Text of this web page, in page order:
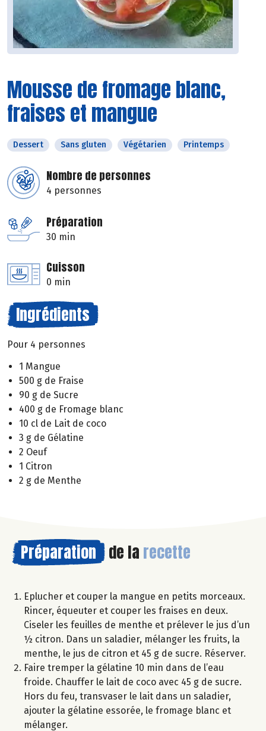
Mousse de fromage blanc,
fraises et mangue
Dessert Sans gluten Végétarien Printemps
Nombre de personnes
4 personnes
Préparation
30 min
Cuisson
0 min
Ingrédients
Pour 4 personnes
1 Mangue
500 g de Fraise
90 g de Sucre
400 g de Fromage blanc
10 cl de Lait de coco
3 g de Gélatine
2 Oeuf
1 Citron
2 g de Menthe
Préparation de la recette
Eplucher et couper la mangue en petits morceaux.
Rincer, équeuter et couper les fraises en deux.
Ciseler les feuilles de menthe et prélever le jus d’un
½ citron. Dans un saladier, mélanger les fruits, la
menthe, le jus de citron et 45 g de sucre. Réserver.
Faire tremper la gélatine 10 min dans de l’eau
froide. Chauffer le lait de coco avec 45 g de sucre.
Hors du feu, transvaser le lait dans un saladier,
ajouter la gélatine essorée, le fromage blanc et
mélanger.